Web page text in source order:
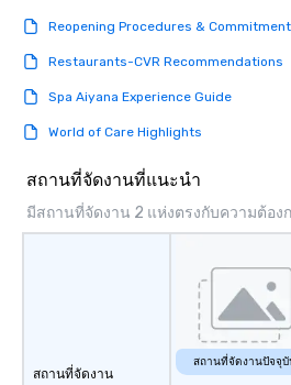
Reopening Procedures &
Restaurants-CVR Recommendations
Spa Aiyana Experience Guide
World of Care Highlights
สถานที่จัดงานที่แนะนำ
มีสถานที่จัดงาน 2 แห่งตรงกับความต้อ
สถานที่จัดงาน
สถานที่จัดงานปัจจุ